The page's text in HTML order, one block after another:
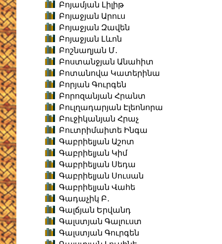
Բոյամյան Լիլիթ
Բոյաջյան Արուս
Բոյաջյան Զավեն
Բոյաջյան Լևոն
Բոշնաղյան Մ․
Բոստանջյան Անահիտ
Բոտանովա Կատերինա
Բորյան Գուրգեն
Բորոզանյան Հրանտ
Բուլղադարյան Էլեոնորա
Բուջիկանյան Հրաչ
Բուտրիմաիտե Ինգա
Գաբրիելյան Աշոտ
Գաբրիելյան Կիմ
Գաբրիելյան Սեդա
Գաբրիելյան Սուսան
Գաբրիելյան Վահե
Գադաչիկ Բ․
Գալճյան Երվանդ
Գալստյան Գալուստ
Գալստյան Գուրգեն